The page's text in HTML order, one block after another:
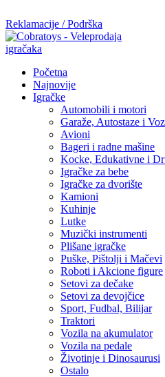
Reklamacije / Podrška
Početna
Najnovije
Igračke
Automobili i motori
Garaže, Autostaze i
Avioni
Bageri i radne mašine
Kocke, Edukativne i
Igračke za bebe
Igračke za dvorište
Kamioni
Kuhinje
Lutke
Muzički instrumenti
Plišane igračke
Puške, Pištolji i Mačevi
Roboti i Akcione figure
Setovi za dečake
Setovi za devojčice
Sport, Fudbal, Bilijar
Traktori
Vozila na akumulator
Vozila na pedale
Životinje i Dinosaurusi
Ostalo